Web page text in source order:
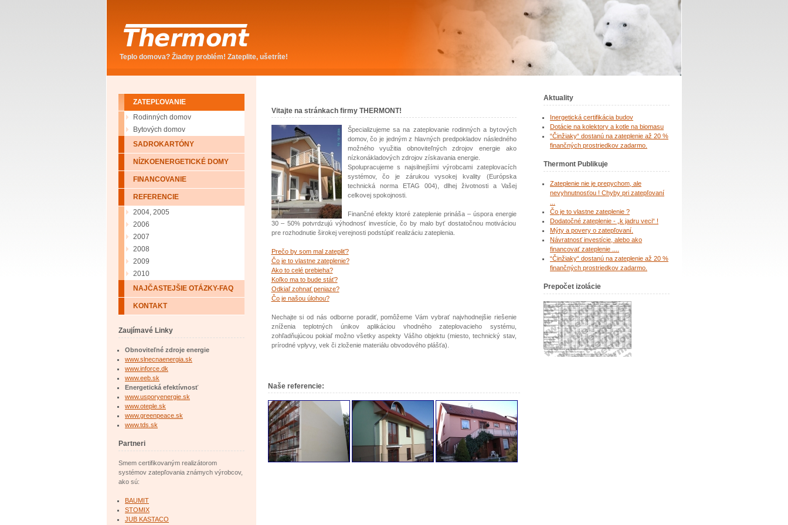
Teplo domova? Žiadny problém! Zateplite, ušetríte!
Aktuality
Inergetická certifikácia budov
Dotácie na kolektory a kotle na biomasu
“Činžiaky“ dostanú na zateplenie až 20 %
finančných prostriedkov zadarmo.
Thermont Publikuje
Zateplenie nie je prepychom, ale
nevyhnutnosťou ! Chyby pri zatepľovaní
Čo je to vlastne zateplenie ?
Dodatočné zateplenie - „k jadru veci“ !
Mýty a povery o zatepľovaní.
Návratnosť investície, alebo ako
financovať zateplenie ....
“Činžiaky“ dostanú na zateplenie až 20 %
finančných prostriedkov zadarmo.
Prepočet izolácie
Vitajte na stránkach firmy THERMONT!
Špecializujeme sa na zateplovanie rodinných a bytových
domov, čo je jedným z hlavných predpokladov následného
možného využitia obnoviteľných zdrojov energie ako
nízkonákladových zdrojov získavania energie.
Spolupracujeme s najsilnejšími výrobcami zateplovacích
systémov, čo je zárukou vysokej kvality (Európska
technická norma ETAG 004), dlhej životnosti a Vašej
celkovej spokojnosti.
Finančné efekty ktoré zateplenie prináša – úspora energie
30 – 50% potvrdzujú výhodnosť investície, čo by malo byť dostatočnou motiváciou
pre rozhodnutie širokej verejnosti podstúpiť realizáciu zateplenia.
Prečo by som mal zatepliť?
Čo je to vlastne zateplenie?
Ako to celé prebieha?
Koľko ma to bude stáť?
Odkiaľ zohnať peniaze?
Čo je našou úlohou?
Nechajte si od nás odborne poradiť, pomôžeme Vám vybrať najvhodnejšie riešenie
zníženia teplotných únikov aplikáciou vhodného zateplovacieho systému,
zohľadňujúcou pokiaľ možno všetky aspekty Vášho objektu (miesto, technický stav,
prírodné vplyvy, vek či zloženie materiálu obvodového plášťa).
Naše referencie:
ZATEPĽOVANIE
Rodinných domov
Bytových domov
SADROKARTÓNY
NÍZKOENERGETICKÉ DOMY
FINANCOVANIE
REFERENCIE
2004, 2005
2006
2007
2008
2009
2010
NAJČASTEJŠIE OTÁZKY-FAQ
KONTAKT
Zaujímavé Linky
Obnoviteľné zdroje energie
www.slnecnaenergia.sk
www.inforce.dk
www.eeb.sk
Energetická efektívnosť
www.usporyenergie.sk
www.oteple.sk
www.greenpeace.sk
www.tds.sk
Partneri
Smem certifikovaným realizátorom
systémov zatepľovania známych výrobcov,
ako sú:
BAUMIT
STOMIX
JUB KASTACO